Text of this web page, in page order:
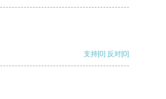
支持[0] 反对[0]